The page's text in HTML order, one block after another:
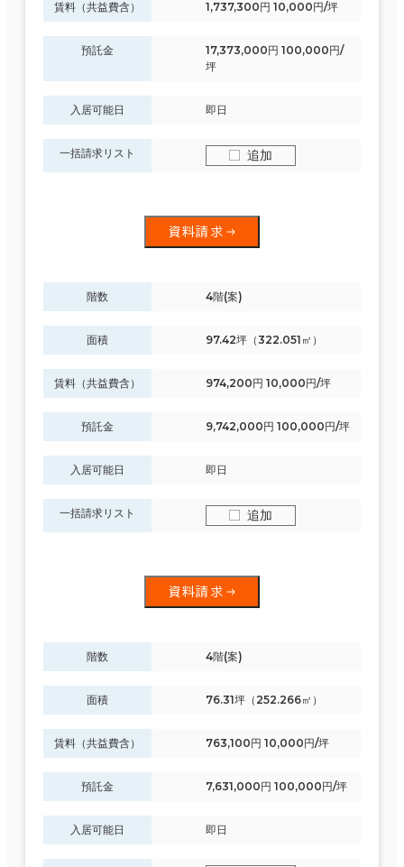
賃料（共益費含） 1,737,300円 10,000円/坪
預託金
17,373,000円 100,000円/
坪
入居可能日 即日
一括請求リスト 追加
資料請求
階数 4階(案)
面積 97.42坪（322.051㎡）
賃料（共益費含） 974,200円 10,000円/坪
預託金 9,742,000円 100,000円/坪
入居可能日 即日
一括請求リスト 追加
資料請求
階数 4階(案)
面積 76.31坪（252.266㎡）
賃料（共益費含） 763,100円 10,000円/坪
預託金 7,631,000円 100,000円/坪
入居可能日 即日